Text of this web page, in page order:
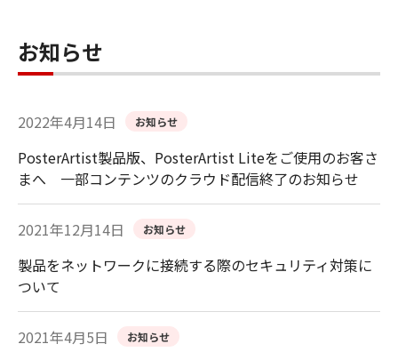
お知らせ
2022年4月14日 お知らせ
PosterArtist製品版、PosterArtist Liteをご使用のお客さ
まへ 一部コンテンツのクラウド配信終了のお知らせ
2021年12月14日 お知らせ
製品をネットワークに接続する際のセキュリティ対策に
ついて
2021年4月5日 お知らせ